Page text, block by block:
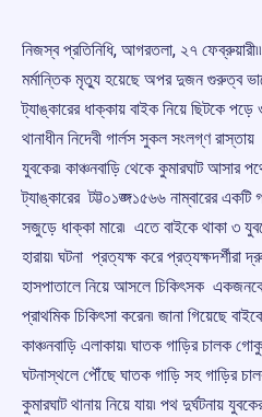
নিজস্ব প্রতিনিধি, আগরতলা, ২৭
মর্মান্তিক মৃত্যু হয়েছে অপর দুজন গুরুত্ব
ট্যাঙ্কারের ধাক্কায় বাইক নিয়ে ছিটকে
থানাধীন নিদেবী গার্লস সুকল সংলগ্ণ
যুবকের৷ কাঞ্চনবাড়ি থেকে কুমারঘাট আসার
ট্যাঙ্কারের টট্ট০১ঙ্ঙ্গ১৫৬৬ নাম্বারের
সজুড়ে ধাক্কা মারে৷ এতে বাইকে থাকা ৩
হারায়৷ ঘটনা প্রত্যক্ষ করে
হাসপাতালে নিয়ে আসলে চিকিৎসক
প্রাথমিক চিকিৎসা করেন৷ জানা গিয়েছে
কাঞ্চনবাড়ি এলাকায়৷ ঘাতক গাড়ির চালক
ঘটনাস্থলে পৌঁছে ঘাতক গাড়ি সহ গাড়ির
কুমারঘাট থানায় নিয়ে যায়৷ পথ দুর্ঘটনায়